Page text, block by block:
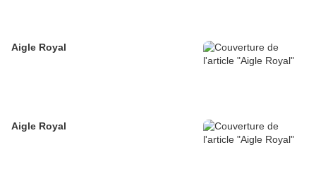
Aigle Royal
Aigle Royal